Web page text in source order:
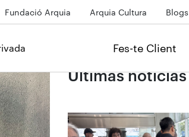
Fundació Arquia Arquia Cultura Blogs
Fes-te Client
Últimas noticias